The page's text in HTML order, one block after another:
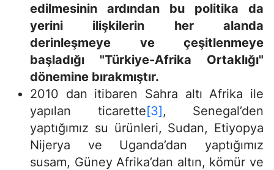
edilmesinin ardından bu politika da
yerini ilişkilerin her alanda
derinleşmeye ve çeşitlenmeye
başladığı "Türkiye-Afrika Ortaklığı"
dönemine bırakmıştır.
2010 dan itibaren Sahra altı Afrika ile
yapılan ticarette[3], Senegal’den
yaptığımız su ürünleri, Sudan, Etiyopya
Nijerya ve Uganda’dan yaptığımız
susam, Güney Afrika’dan altın, kömür ve